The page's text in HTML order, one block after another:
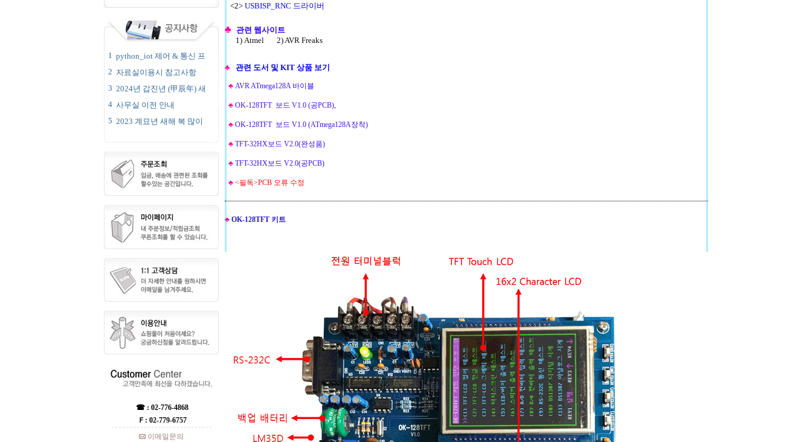
1 python_iot 제어 & 통신 프
2 자료실이용시 참고사항
3 2024년 갑진년 (甲辰年) 새
4 사무실 이전 안내
5 2023 계묘년 새해 복 많이
☎ : 02-776-4868
Ｆ: 02-779-6757
이메일문의
<2> USBISP_RNC 드라이버
♣ 관련 웹사이트
1) Atmel 2)AVR Freaks
♣ 관련 도서 및 KIT 상품 보기
♣ AVR ATmega128A 바이블
♣ OK-128TFT 보드 V1.0 (공PCB),
♣ OK-128TFT 보드 V1.0 (ATmega128A장착)
♣ TFT-32HX보드 V2.0(완성품)
♣ TFT-32HX보드 V2.0(공PCB)
♣ <필독>PCB 오류 수정
♣ OK-128TFT 키트